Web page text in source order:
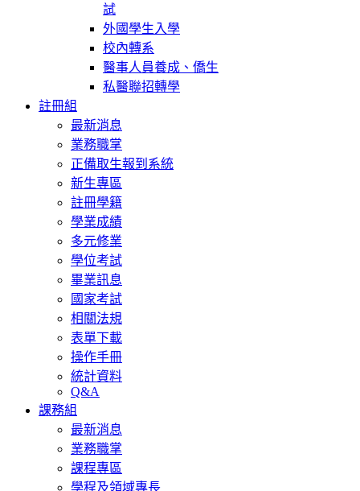
試
外國學生入學
校內轉系
醫事人員養成、僑生
私醫聯招轉學
註冊組
最新消息
業務職掌
正備取生報到系統
新生專區
註冊學籍
學業成績
多元修業
學位考試
畢業訊息
國家考試
相關法規
表單下載
操作手冊
統計資料
Q&A
課務組
最新消息
業務職掌
課程專區
學程及領域專長